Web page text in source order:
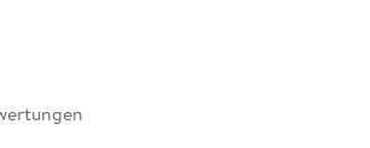
in Sri Lanka since 1956.